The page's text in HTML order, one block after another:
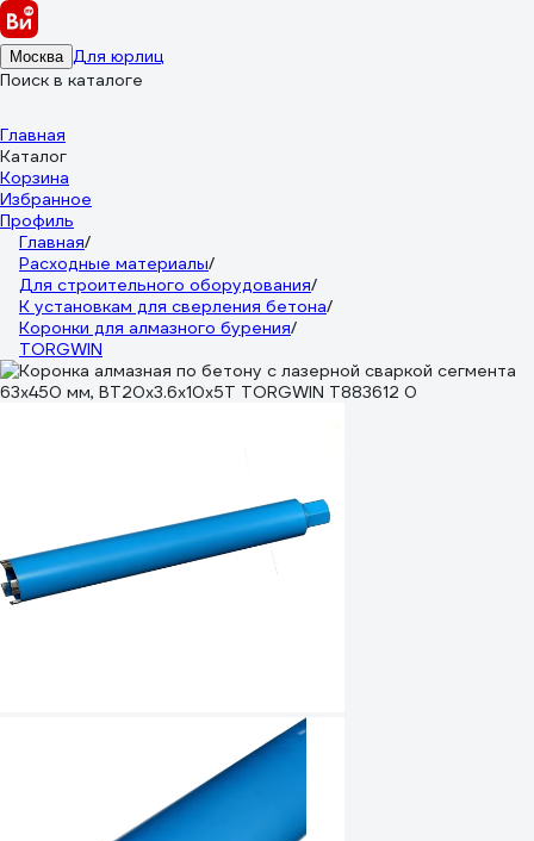
Москва Для юрлиц
Поиск в каталоге
Главная
Каталог
Корзина
Избранное
Профиль
Главная/
Расходные материалы/
Для строительного оборудования/
К установкам для сверления бетона/
Коронки для алмазного бурения/
TORGWIN